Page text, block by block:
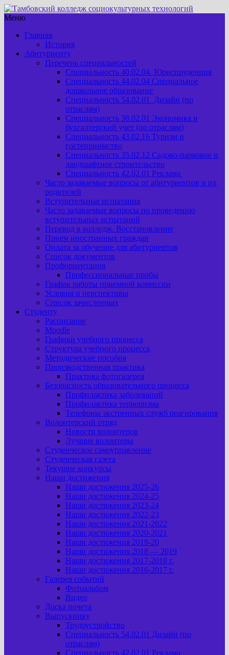
Меню
Главная
История
Абитуриенту
Перечень специальностей
Специальность 40.02.04. Юриспруденция
Специальность 44.02.04 Специальное
дошкольное образование
Специальность 54.02.01 Дизайн (по
отраслям)
Специальность 38.02.01 Экономика и
бухгалтерский учет (по отраслям)
Специальность 43.02.16 Туризм и
гостеприимство
Специальность 35.02.12 Садово-парковое и
ландшафтное строительство
Специальность 42.02.01 Реклама
Часто задаваемые вопросы от абитуриентов и их
родителей
Вступительные испытания
Часто задаваемые вопросы по проведению
вступительных испытаний
Перевод в колледж. Восстановление
Прием иностранных граждан
Оплата за обучение для абитуриентов
Список документов
Профориентация
Профессиональные пробы
График работы приемной комиссии
Условия и перспективы
Список зачисленных
Студенту
Расписание
Moodle
Графики учебного процесса
Структура учебного процесса
Методические пособия
Производственная практика
Практика фотогалерея
Безопасность образовательного процесса
Профилактика заболеваний
Профилактика терроризма
Телефоны экстренных служб реагирования
Волонтерский отряд
Новости волонтеров
Лучшие волонтеры
Студенческое самоуправление
Студенческая газета
Текущие конкурсы
Наши достижения
Наши достижения 2025-26
Наши достижения 2024-25
Наши достижения 2023-24
Наши достижения 2022-23
Наши достижения 2021-2022
Наши достижения 2020-2021
Наши достижения 2019-20
Наши достижения 2018 — 2019
Наши достижения 2017-2018 г.
Наши достижения 2016-2017 г.
Галерея событий
Фотоальбом
Видео
Доска почета
Выпускнику
Трудоустройство
Специальность 54.02.01 Дизайн (по
отраслям)
Специальность 42.02.01 Реклама